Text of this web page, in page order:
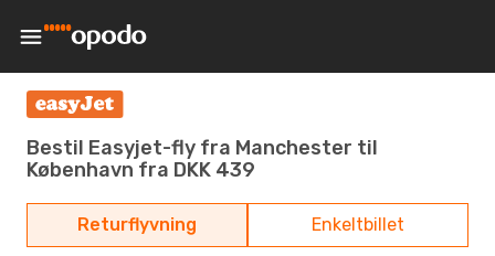
Bestil Easyjet-fly fra Manchester til
København fra DKK 439
Returflyvning Enkeltbillet